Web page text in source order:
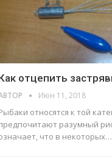
отцепить
Июн 11, 2018
относятся к той
разумный
что в некоторых…